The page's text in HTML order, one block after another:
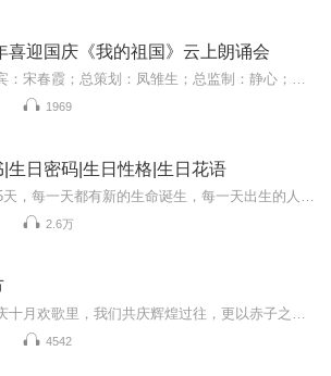
喜迎国庆《我的祖国》云上朗诵会
1969
|生日密码|生日性格|生日花语
2.6万
4542